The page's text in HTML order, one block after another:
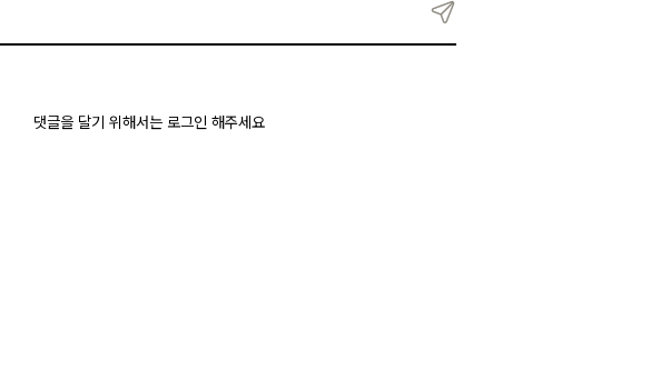
댓글을 달기 위해서는 로그인 해주세요